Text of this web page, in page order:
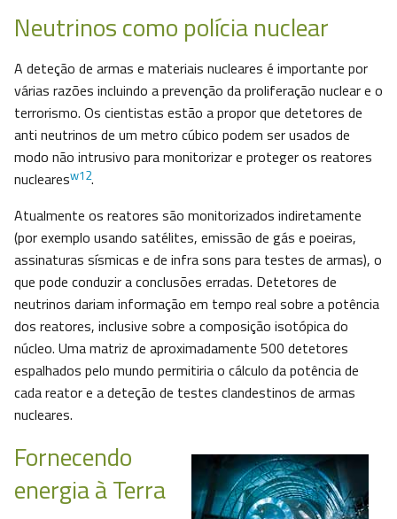
Neutrinos como polícia nuclear
A deteção de armas e materiais nucleares é importante por
várias razões incluindo a prevenção da proliferação nuclear e o
terrorismo. Os cientistas estão a propor que detetores de
anti neutrinos de um metro cúbico podem ser usados de
modo não intrusivo para monitorizar e proteger os reatores
nuclearesw12.
Atualmente os reatores são monitorizados indiretamente
(por exemplo usando satélites, emissão de gás e poeiras,
assinaturas sísmicas e de infra sons para testes de armas), o
que pode conduzir a conclusões erradas. Detetores de
neutrinos dariam informação em tempo real sobre a potência
dos reatores, inclusive sobre a composição isotópica do
núcleo. Uma matriz de aproximadamente 500 detetores
espalhados pelo mundo permitiria o cálculo da potência de
cada reator e a deteção de testes clandestinos de armas
nucleares.
Fornecendo
energia à Terra